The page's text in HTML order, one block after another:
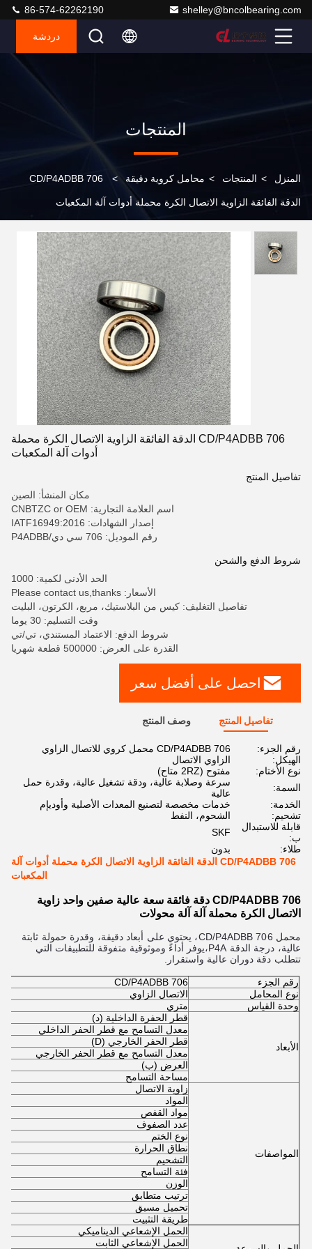
shelley@bncolbearing.com
86-574-62262190
دردشة
المنتجات
المنزل > المنتجات > محامل كروية دقيقة >
706 CD/P4ADBB
الدقة الفائقة الزاوية الاتصال الكرة محملة أدوات آلة المكعبات
706 CD/P4ADBB الدقة الفائقة الزاوية الاتصال الكرة محملة
أدوات آلة المكعبات
تفاصيل المنتج
مكان المنشأ: الصين
اسم العلامة التجارية: CNBTZC or OEM
إصدار الشهادات: IATF16949:2016
رقم الموديل: 706 سي دي/P4ADBB
شروط الدفع والشحن
الحد الأدنى لكمية: 1000
الأسعار: Please contact us,thanks
تفاصيل التغليف: كيس من البلاستيك، مربع، الكرتون، البليت
وقت التسليم: 30 يوما
شروط الدفع: الاعتماد المستندي، تي/تي
القدرة على العرض: 500000 قطعة شهريا
احصل على أفضل سعر
تفاصيل المنتج وصف المنتج
رقم الجزء:
706 CD/P4ADBB محمل كروي للاتصال الزاوي
الهيكل:
الزاوي الاتصال
نوع الأختام:
مفتوح (2RZ متاح)
السمة:
سرعة وصلابة عالية، ودقة تشغيل عالية، وقدرة حمل
عالية
الخدمة:
خدمات مخصصة لتصنيع المعدات الأصلية وأوديإم
تشحيم:
الشحوم، النفط
قابلة للاستبدال
ب:
SKF
طلاء:
بدون
706 CD/P4ADBB الدقة الفائقة الزاوية الاتصال الكرة محملة أدوات آلة
المكعبات
706 CD/P4ADBB دقة فائقة سعة عالية صفين واحد زاوية
الاتصال الكرة محملة آلة آلة محولات
محمل 706 CD/P4ADBB، يحتوي على أبعاد دقيقة، وقدرة حمولة ثابتة
عالية، درجة الدقة P4A،يوفر أداءً وموثوقية متفوقة للتطبيقات التي
تتطلب دقة دوران عالية واستقرار.
رقم الجزء
706 CD/P4ADBB
نوع المحامل
الاتصال الزاوي
وحدة القياس
متري
الأبعاد
قطر الحفرة الداخلية (د)
معدل التسامح مع قطر الحفر الداخلي
قطر الحفر الخارجي (D)
معدل التسامح مع قطر الحفر الخارجي
العرض (ب)
مساحة التسامح
المواصفات
زاوية الاتصال
المواد
مواد القفص
عدد الصفوف
نوع الختم
نطاق الحرارة
التشحيم
فئة التسامح
الوزن
ترتيب متطابق
تحميل مسبق
طريقة التثبيت
الحمل الإشعاعي الديناميكي
الحمل الإشعاعي الثابت